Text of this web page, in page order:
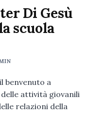
Di Gesù
scuola
benvenuto a
delle attività giovanili
relazioni della